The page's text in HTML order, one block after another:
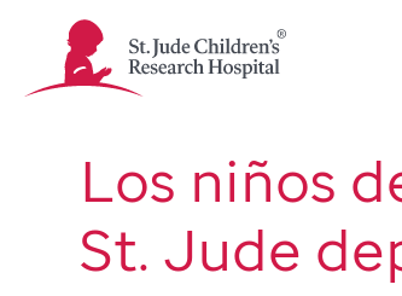
Jude
Children's
Los niños
St. Jude